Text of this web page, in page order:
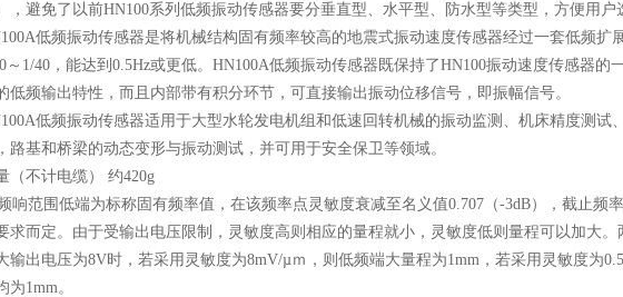
，避免了以前HN100系列低频振动传感器要分垂直型、水平型、防水型等类型，方便用户
低频振动传感器是将机械结构固有频率较高的地震式振动速度传感器经过一套低频扩
～1/40，能达到0.5Hz或更低。HN100A低频振动传感器既保持了HN100振动速度传感器
低频输出特性，而且内部带有积分环节，可直接输出振动位移信号，即振幅信号。
低频振动传感器适用于大型水轮发电机组和低速回转机械的振动监测、机床精度测试
路基和桥梁的动态变形与振动测试，并可用于安全保卫等领域。
（不计电缆） 约420g
响范围低端为标称固有频率值，在该频率点灵敏度衰减至名义值0.707（-3dB），截止频
求而定。由于受输出电压限制，灵敏度高则相应的量程就小，灵敏度低则量程可以加大
输出电压为8V时，若采用灵敏度为8mV/µｍ，则低频端大量程为1mm，若采用灵敏度为
为1mm。